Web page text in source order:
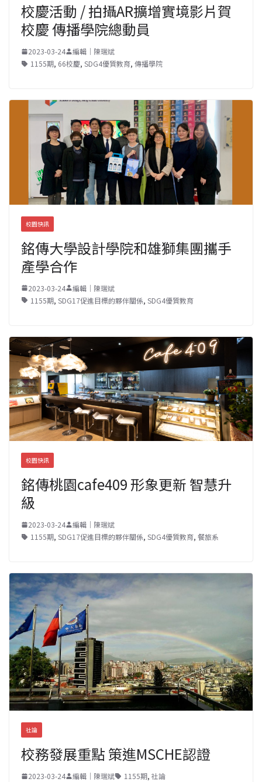
校慶活動 / 拍攝AR擴增實境影片賀
校慶 傳播學院總動員
2023-03-24
編輯｜陳瑞斌
1155期, 66校慶, SDG4優質教育, 傳播學院
校園快訊
銘傳大學設計學院和雄獅集團攜手
產學合作
2023-03-24
編輯｜陳瑞斌
1155期, SDG17促進目標的夥伴關係, SDG4優質教育
校園快訊
銘傳桃園cafe409 形象更新 智慧升
級
2023-03-24
編輯｜陳瑞斌
1155期, SDG17促進目標的夥伴關係, SDG4優質教育, 餐旅系
社論
校務發展重點 策進MSCHE認證
2023-03-24 編輯｜陳瑞斌 1155期, 社論